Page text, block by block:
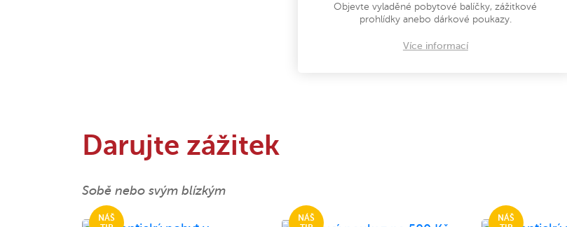
Objevte vyladěné pobytové balíčky, zážitkové
prohlídky anebo dárkové poukazy.
Více informací
Darujte zážitek
Sobě nebo svým blízkým